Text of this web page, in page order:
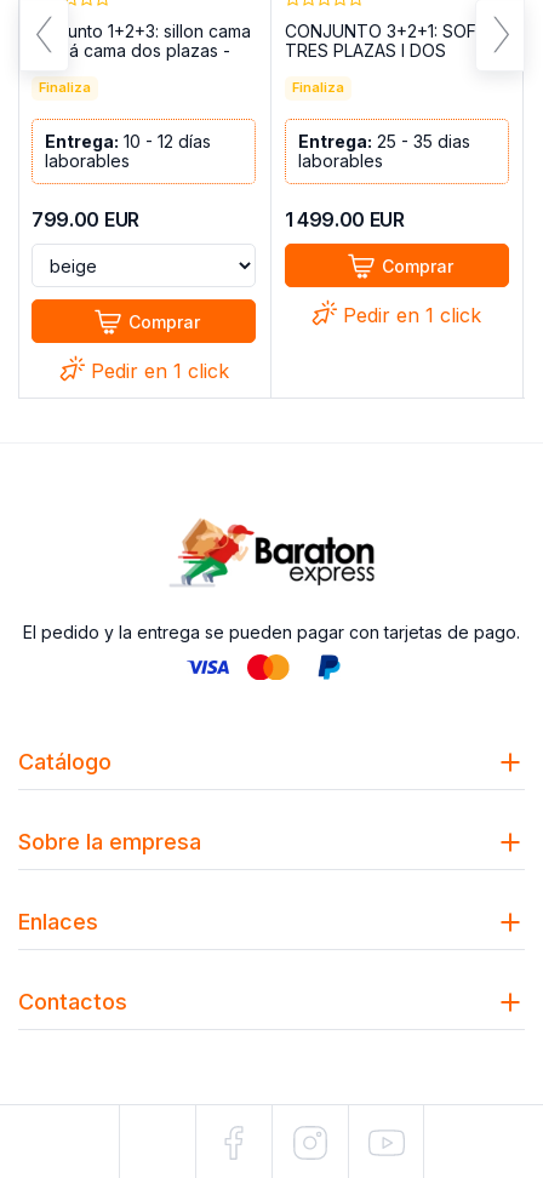
Conjunto 1+2+3: sillon cama
- sofá cama dos plazas -
COSTA R 1+2+3
Finaliza
Entrega: 10 - 12 días
laborables
799.00 EUR
Comprar
Pedir en 1 click
CONJUNTO 3+2+1: SOFÁS
TRES PLAZAS I DOS
REPOSACABEZAS
TELA/BLANCO POLIPIEL
Finaliza
Entrega: 25 - 35 dias
laborables
1 499.00 EUR
Comprar
Pedir en 1 click
El pedido y la entrega se pueden pagar con tarjetas de pago.
Catálogo
Sobre la empresa
Enlaces
Contactos